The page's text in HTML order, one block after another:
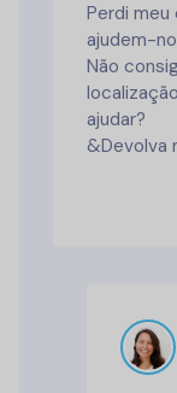
Perdi meu
ajudem-
Não
ajudar?
&Devolva